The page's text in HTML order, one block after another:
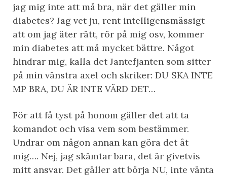
jag mig inte att må bra, när det gäller min
diabetes? Jag vet ju, rent intelligensmässigt
att om jag äter rätt, rör på mig osv, kommer
min diabetes att må mycket bättre. Något
hindrar mig, kalla det Jantefjanten som sitter
på min vänstra axel och skriker: DU SKA INTE
MP BRA, DU ÄR INTE VÄRD DET…
För att få tyst på honom gäller det att ta
komandot och visa vem som bestämmer.
Undrar om någon annan kan göra det åt
mig…. Nej, jag skämtar bara, det är givetvis
mitt ansvar. Det gäller att börja NU, inte vänta